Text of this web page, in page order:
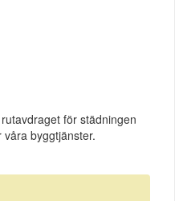
för städningen
byggtjänster.